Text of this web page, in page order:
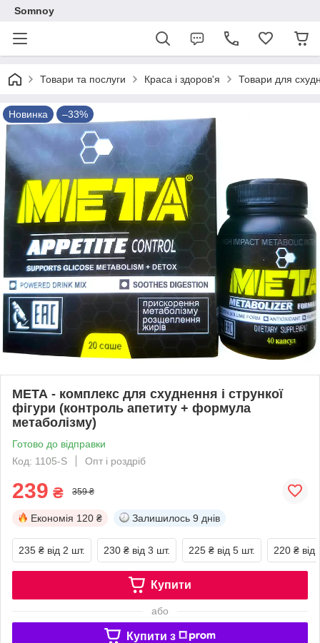
Somnoy
Товари та послуги Краса і здоров'я Товари для
Новинка –33%
МЕТА - комплекс для схуднення і стрункої
фігури (контроль апетиту + формула
метаболізму)
Готово до відправки
Код: 1105-S
Опт і роздріб
239 ₴ 359 ₴
Економія 120 ₴ Залишилось 9 днів
235 ₴ від 2 шт. 230 ₴ від 3 шт. 225 ₴ від 5 шт. 220 ₴ від
Купити
або
Купити з